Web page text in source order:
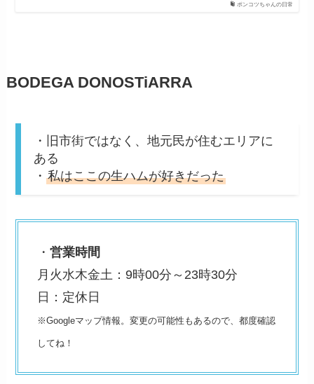
ポンコツちゃんの日常
BODEGA DONOSTiARRA
・旧市街ではなく、地元民が住むエリアに
ある
・私はここの生ハムが好きだった
・営業時間
月火水木金土：9時00分～23時30分
日：定休日
※Googleマップ情報。変更の可能性もあるので、都度確認
してね！